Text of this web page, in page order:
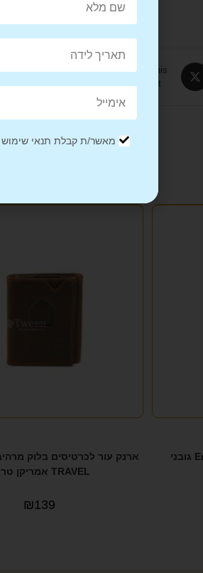
Tweet This
Product
TRAVEL אמריקן טרוול
₪139
מאשר/ת קבלת תנאי שימוש